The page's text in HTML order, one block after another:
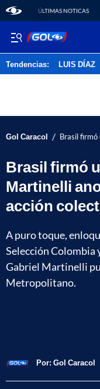
ÚLTIMAS NOTICAS
Tendencias: LUIS DÍAZ
Gol Caracol / Brasil firmó
Brasil firmó
Martinelli
acción
A puro toque,
Selección Colombia
Gabriel Martinelli
Metropolitano.
Por: Gol Caracol